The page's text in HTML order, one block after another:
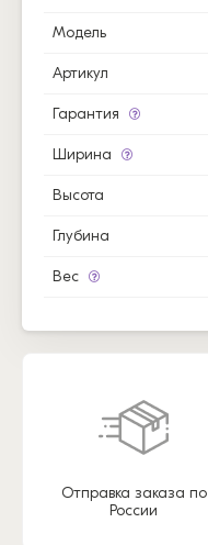
Модель
Артикул
Гарантия
Ширина
Высота
Глубина
Вес
Отправка заказа по
России